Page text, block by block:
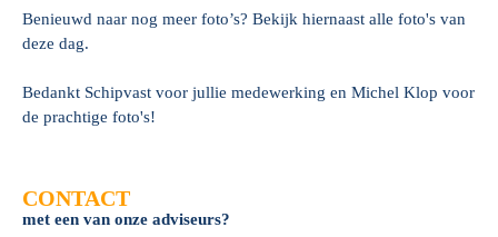
Benieuwd naar nog meer foto’s? Bekijk hiernaast alle foto's van
deze dag.
Bedankt Schipvast voor jullie medewerking en Michel Klop voor
de prachtige foto's!
CONTACT
met een van onze adviseurs?